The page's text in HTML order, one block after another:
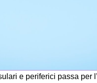
e periferici passa